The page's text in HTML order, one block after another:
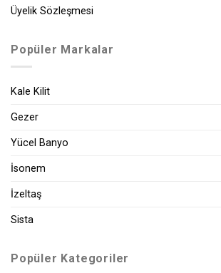
Üyelik Sözleşmesi
Popüler Markalar
Kale Kilit
Gezer
Yücel Banyo
İsonem
İzeltaş
Sista
Popüler Kategoriler